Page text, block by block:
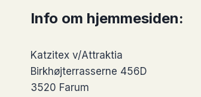
varianter.
kan
vælges
på
Info om hjemmesiden:
Katzitex v/Attraktia
Birkhøjterrasserne 456D
3520 Farum